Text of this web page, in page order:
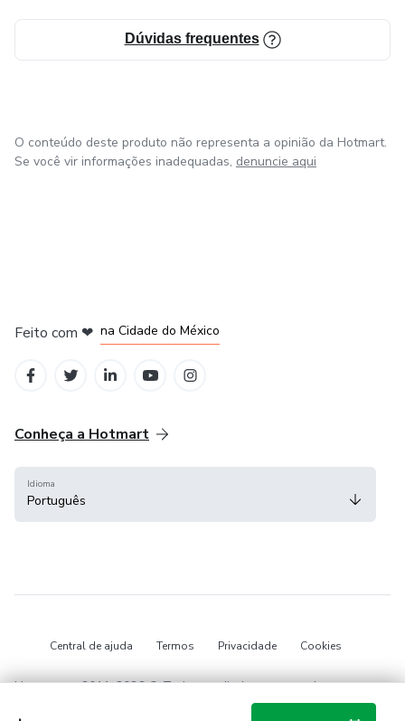
Dúvidas frequentes
O conteúdo deste produto não representa a opinião da Hotmart.
Se você vir informações inadequadas, denuncie aqui
Feito com ❤ na Cidade do México
Conheça a Hotmart
Idioma
Português
Central de ajuda Termos Privacidade Cookies
Hotmart — 2011-2026 © Todos os direitos reservados.